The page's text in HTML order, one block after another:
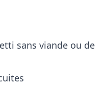
sans viande ou de